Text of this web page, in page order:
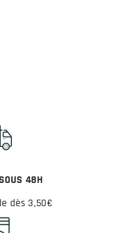
48H
dès 3,50€